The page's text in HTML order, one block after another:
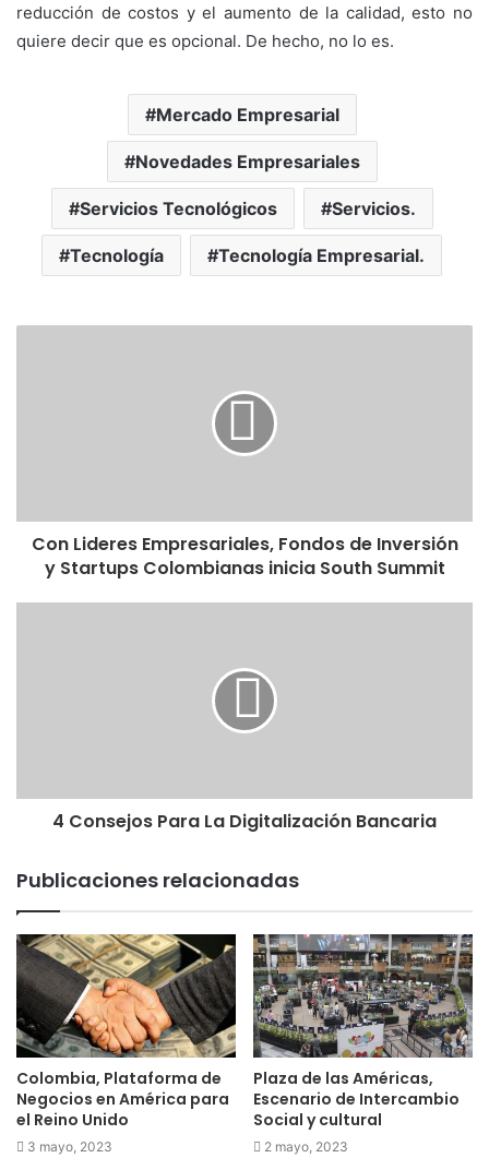
reducción de costos y el aumento de la calidad, esto no
quiere decir que es opcional. De hecho, no lo es.
Mercado Empresarial
Novedades Empresariales
Servicios Tecnológicos Servicios.
Tecnología Tecnología Empresarial.
Con Lideres Empresariales, Fondos de Inversión
y Startups Colombianas inicia South Summit
4 Consejos Para La Digitalización Bancaria
Publicaciones relacionadas
Colombia, Plataforma de
Negocios en América para
el Reino Unido
3 mayo, 2023
Plaza de las Américas,
Escenario de Intercambio
Social y cultural
2 mayo, 2023